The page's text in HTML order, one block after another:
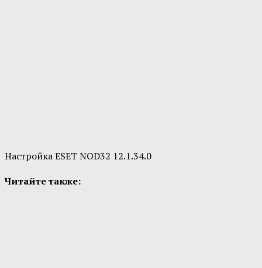
Настройка ESET NOD32 12.1.34.0
Читайте также: